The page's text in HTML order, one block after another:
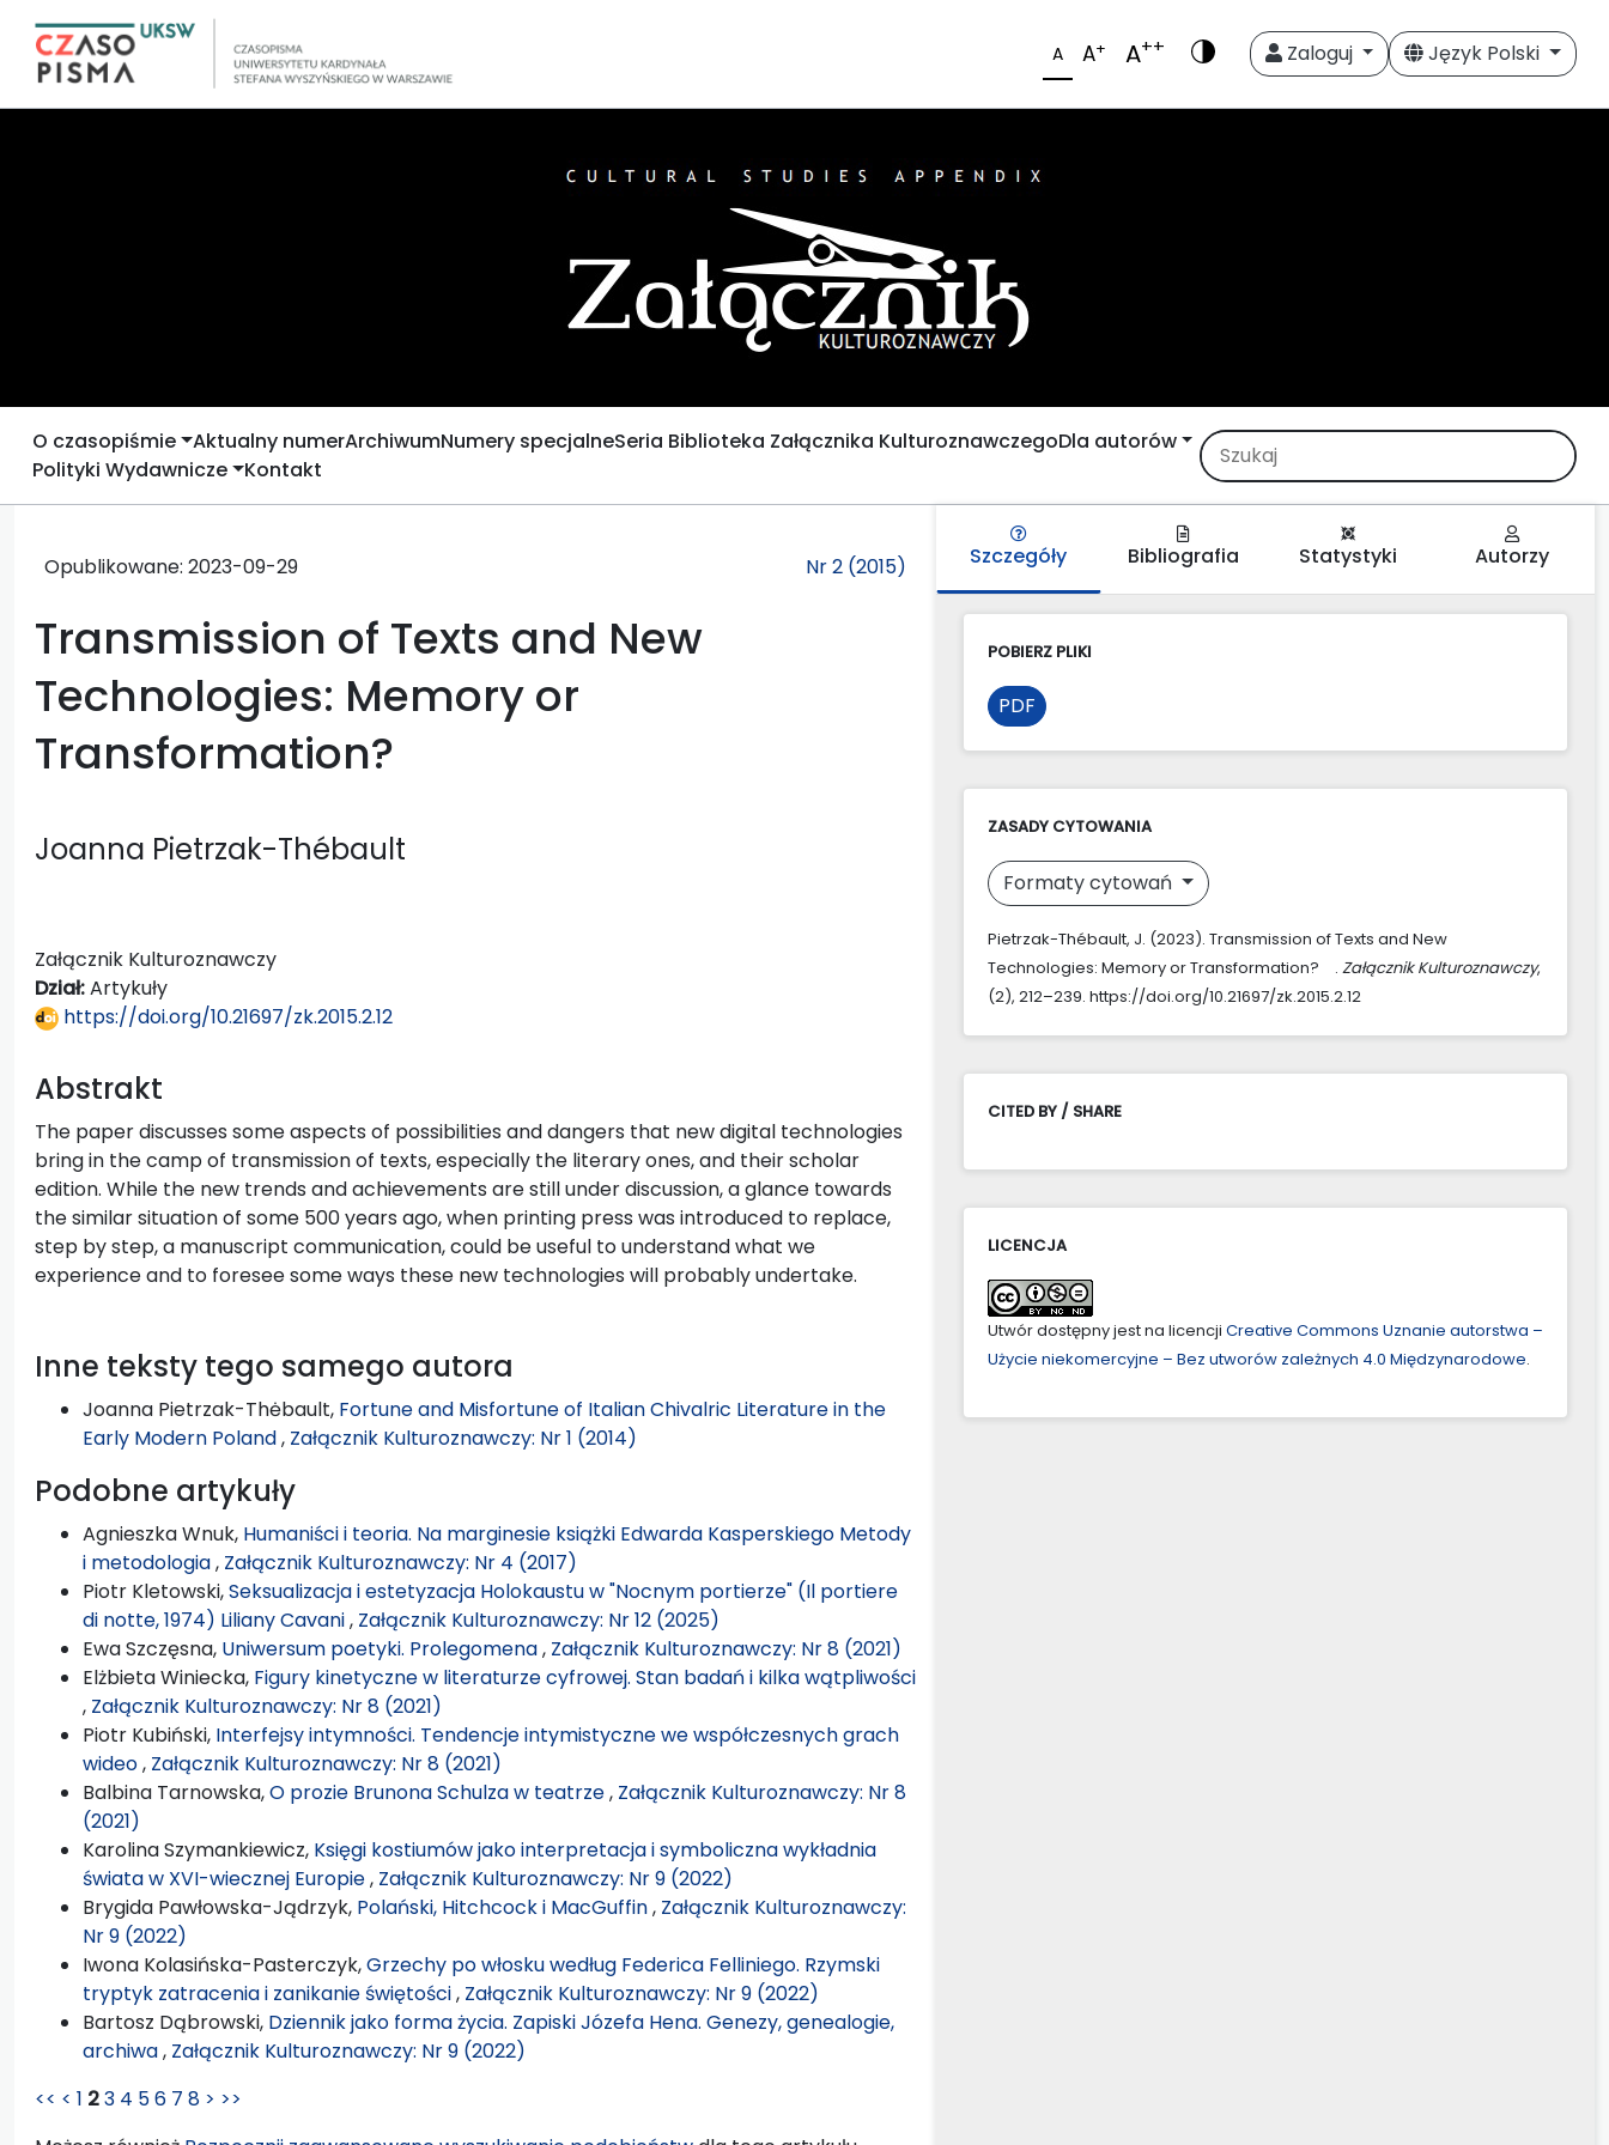
A A+ A++ Zaloguj Język Polski
O czasopiśmie Aktualny numerArchiwumNumery specjalneSeria Biblioteka Załącznika KulturoznawczegoDla autorów
Polityki Wydawnicze Kontakt
Opublikowane: 2023-09-29 Nr 2 (2015)
Transmission of Texts and New
Technologies: Memory or
Transformation?
Joanna Pietrzak-Thébault
Załącznik Kulturoznawczy
Dział:Artykuły
https://doi.org/10.21697/zk.2015.2.12
Abstrakt
The paper discusses some aspects of possibilities and dangers that new digital technologies
bring in the camp of transmission of texts, especially the literary ones, and their scholar
edition. While the new trends and achievements are still under discussion, a glance towards
the similar situation of some 500 years ago, when printing press was introduced to replace,
step by step, a manuscript communication, could be useful to understand what we
experience and to foresee some ways these new technologies will probably undertake.
Inne teksty tego samego autora
Joanna Pietrzak-Thėbault, Fortune and Misfortune of Italian Chivalric Literature in the
Early Modern Poland, Załącznik Kulturoznawczy: Nr 1 (2014)
Podobne artykuły
Agnieszka Wnuk, Humaniści i teoria. Na marginesie książki Edwarda Kasperskiego Metody
i metodologia, Załącznik Kulturoznawczy: Nr 4 (2017)
Piotr Kletowski,Seksualizacja i estetyzacja Holokaustu w "Nocnym portierze" (Il portiere
di notte, 1974) Liliany Cavani, Załącznik Kulturoznawczy: Nr 12 (2025)
Ewa Szczęsna, Uniwersum poetyki. Prolegomena, Załącznik Kulturoznawczy: Nr 8 (2021)
Elżbieta Winiecka, Figury kinetyczne w literaturze cyfrowej. Stan badań i kilka wątpliwości
, Załącznik Kulturoznawczy: Nr 8 (2021)
Piotr Kubiński, Interfejsy intymności. Tendencje intymistyczne we współczesnych grach
wideo, Załącznik Kulturoznawczy: Nr 8 (2021)
Balbina Tarnowska,O prozie Brunona Schulza w teatrze, Załącznik Kulturoznawczy: Nr 8
(2021)
Karolina Szymankiewicz, Księgi kostiumów jako interpretacja i symboliczna wykładnia
świata w XVI-wiecznej Europie, Załącznik Kulturoznawczy: Nr 9 (2022)
Brygida Pawłowska-Jądrzyk, Polański, Hitchcock i MacGuffin, Załącznik Kulturoznawczy:
Nr 9 (2022)
Iwona Kolasińska-Pasterczyk,Grzechy po włosku według Federica Felliniego. Rzymski
tryptyk zatracenia i zanikanie świętości, Załącznik Kulturoznawczy: Nr 9 (2022)
Bartosz Dąbrowski, Dziennik jako forma życia. Zapiski Józefa Hena. Genezy, genealogie,
archiwa, Załącznik Kulturoznawczy: Nr 9 (2022)
<< < 1 23 4 56 7 8 > >>
Szczegóły Bibliografia Statystyki Autorzy
POBIERZ PLIKI
PDF
ZASADY CYTOWANIA
Formaty cytowań
Pietrzak-Thébault, J. (2023). Transmission of Texts and New
Technologies: Memory or Transformation? . Załącznik Kulturoznawczy,
(2), 212–239. https://doi.org/10.21697/zk.2015.2.12
CITED BY / SHARE
LICENCJA
Utwór dostępny jest na licencji Creative Commons Uznanie autorstwa –
Użycie niekomercyjne – Bez utworów zależnych 4.0 Międzynarodowe.